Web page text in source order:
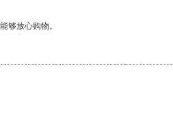
够放心购物。